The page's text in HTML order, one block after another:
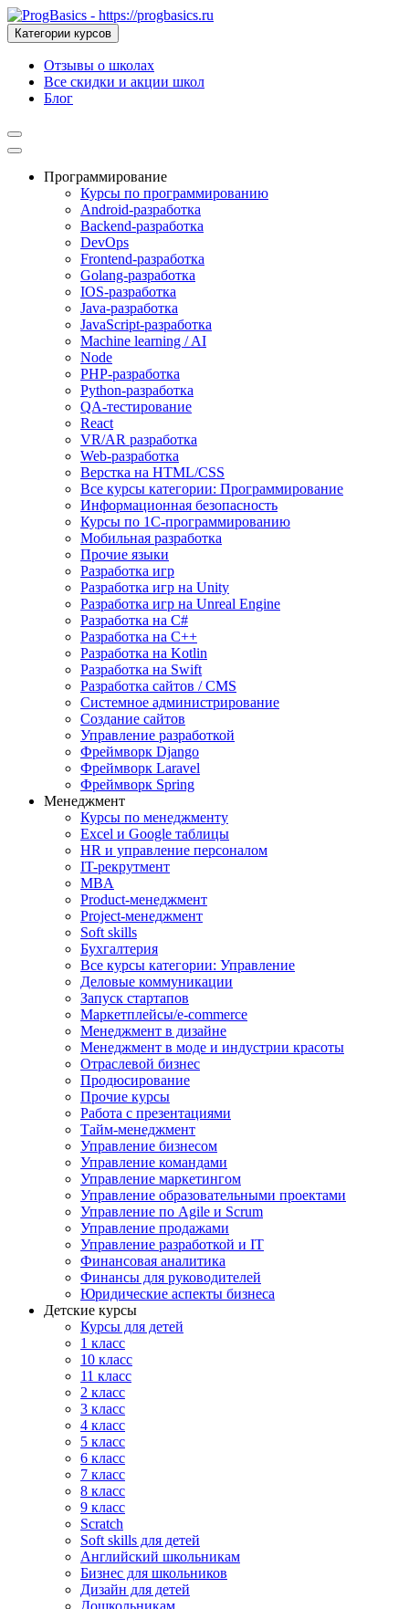
Категории курсов
Отзывы о школах
Все скидки и акции школ
Блог
Программирование
Курсы по программированию
Android-разработка
Backend-разработка
DevOps
Frontend-разработка
Golang-разработка
IOS-разработка
Java-разработка
JavaScript-разработка
Machine learning / AI
Node
PHP-разработка
Python-разработка
QA-тестирование
React
VR/AR разработка
Web-разработка
Верстка на HTML/CSS
Все курсы категории: Программирование
Информационная безопасность
Курсы по 1С-программированию
Мобильная разработка
Прочие языки
Разработка игр
Разработка игр на Unity
Разработка игр на Unreal Engine
Разработка на C#
Разработка на C++
Разработка на Kotlin
Разработка на Swift
Разработка сайтов / CMS
Системное администрирование
Создание сайтов
Управление разработкой
Фреймворк Django
Фреймворк Laravel
Фреймворк Spring
Менеджмент
Курсы по менеджменту
Excel и Google таблицы
HR и управление персоналом
IT-рекрутмент
MBA
Product-менеджмент
Project-менеджмент
Soft skills
Бухгалтерия
Все курсы категории: Управление
Деловые коммуникации
Запуск стартапов
Маркетплейсы/e-commerce
Менеджмент в дизайне
Менеджмент в моде и индустрии красоты
Отраслевой бизнес
Продюсирование
Прочие курсы
Работа с презентациями
Тайм-менеджмент
Управление бизнесом
Управление командами
Управление маркетингом
Управление образовательными проектами
Управление по Agile и Scrum
Управление продажами
Управление разработкой и IT
Финансовая аналитика
Финансы для руководителей
Юридические аспекты бизнеса
Детские курсы
Курсы для детей
1 класс
10 класс
11 класс
2 класс
3 класс
4 класс
5 класс
6 класс
7 класс
8 класс
9 класс
Scratch
Soft skills для детей
Английский школьникам
Бизнес для школьников
Дизайн для детей
Дошкольникам